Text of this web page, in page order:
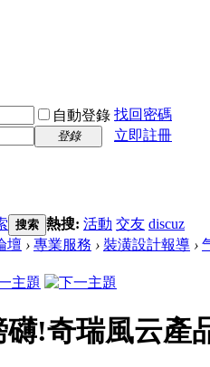
自動登錄 找回密碼
登錄
立即註冊
搜索 熱搜: 活動 交友 discuz
壇 › 專業服務 › 裝潢設計報導 ›
!奇瑞風云產